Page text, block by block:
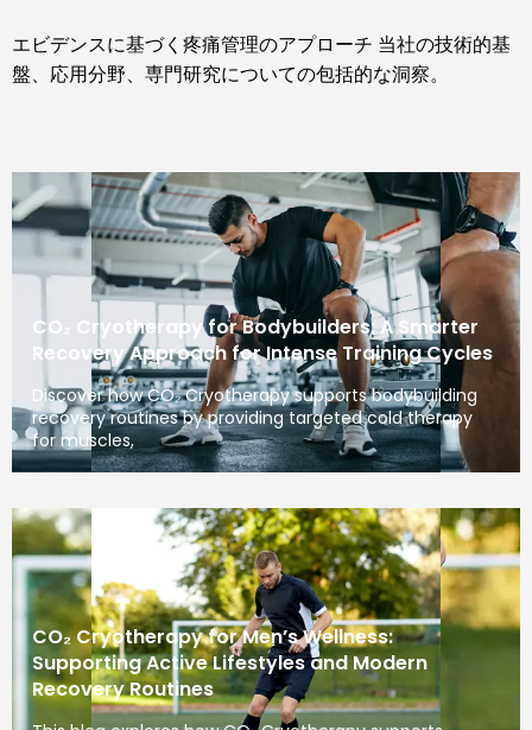
エビデンスに基づく疼痛管理のアプローチ 当社の技術的基
盤、応用分野、専門研究についての包括的な洞察。
CO₂ Cryotherapy for Bodybuilders: A Smarter
Recovery Approach for Intense Training Cycles
Discover how CO₂ Cryotherapy supports bodybuilding
recovery routines by providing targeted cold therapy
for muscles,
CO₂ Cryotherapy for Men’s Wellness:
Supporting Active Lifestyles and Modern
Recovery Routines